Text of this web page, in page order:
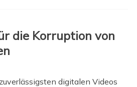
die Korruption von
digitalen Videos